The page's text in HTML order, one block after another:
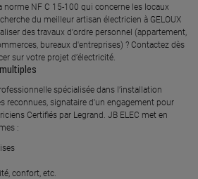
norme NF C 15-100 qui concerne les locaux
du meilleur artisan électricien à GELOUX
des travaux d'ordre personnel (appartement,
bureaux d'entreprises) ? Contactez dès
sur votre projet d’électricité.
spécialisée dans l’installation
reconnues, ​signataire d'un engagement pour
Certifiés par Legrand​. JB ELEC met en
:
confort, etc.​